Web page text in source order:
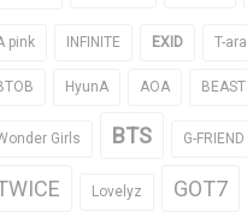
pink INFINITE EXID T-ara
HyunA AOA BEAST
Girls BTS G-FRIEND
Lovelyz GOT7